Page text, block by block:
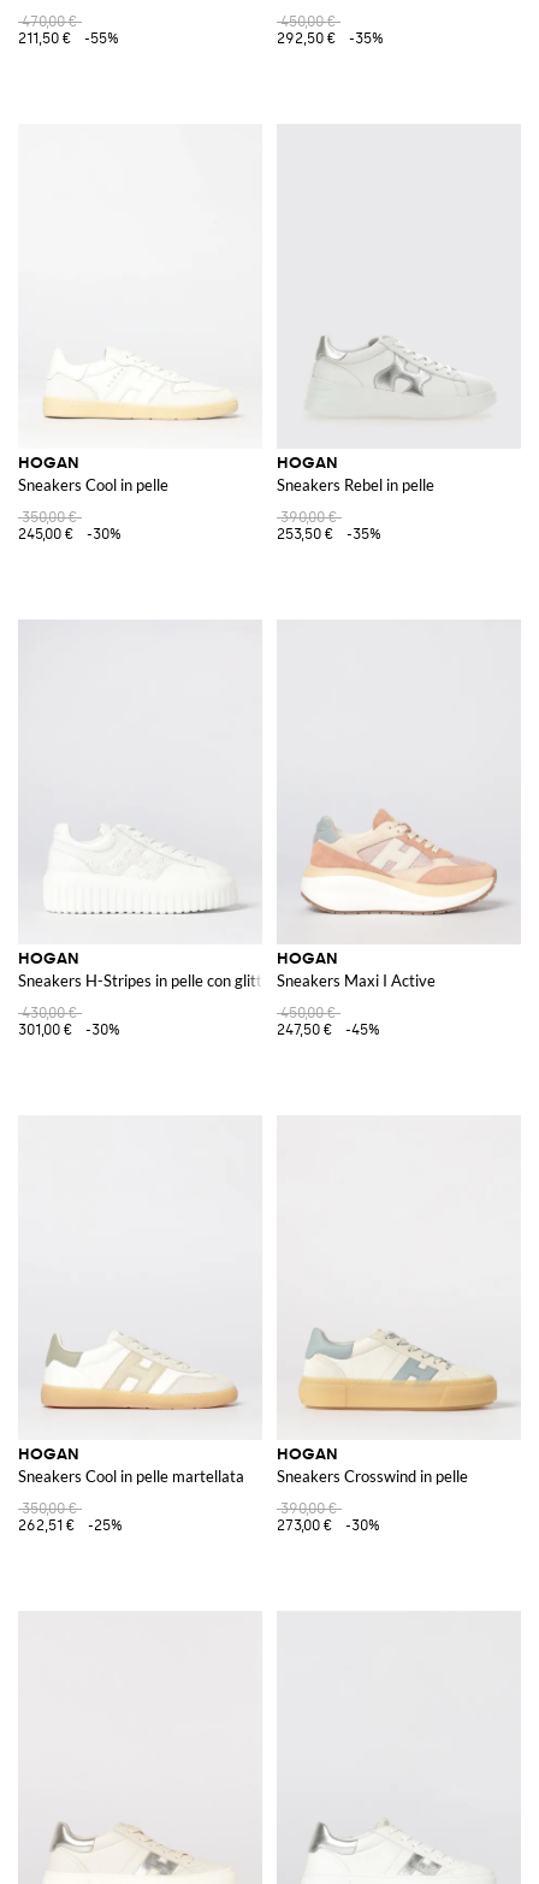
470,00 €
211,50 €
-55%
450,00 €
292,50 €
-35%
HOGAN
Sneakers Cool in pelle
350,00 €
245,00 €
-30%
HOGAN
Sneakers Rebel in pelle
390,00 €
253,50 €
-35%
HOGAN
Sneakers H-Stripes in pelle con glitter
430,00 €
301,00 €
-30%
HOGAN
Sneakers Maxi I Active
450,00 €
247,50 €
-45%
HOGAN
Sneakers Cool in pelle martellata
350,00 €
262,51 €
-25%
HOGAN
Sneakers Crosswind in pelle
390,00 €
273,00 €
-30%